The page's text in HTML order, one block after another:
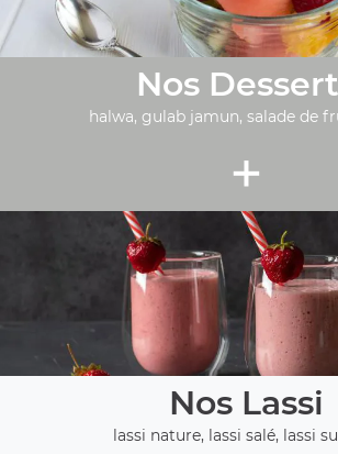
Nos
halwa, gulab jamun, salade de
+
Nos Lassi
lassi nature, lassi salé, lassi